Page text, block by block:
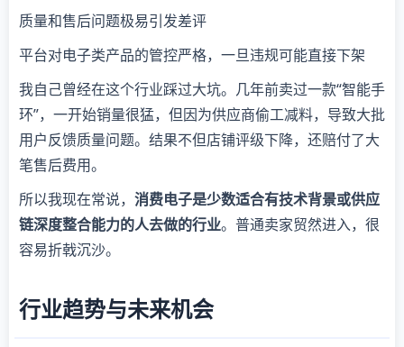
质量和售后问题极易引发差评
平台对电子类产品的管控严格，一旦违规可能直接下架
我自己曾经在这个行业踩过大坑。几年前卖过一款“智能手
环”，一开始销量很猛，但因为供应商偷工减料，导致大批
用户反馈质量问题。结果不但店铺评级下降，还赔付了大
笔售后费用。
所以我现在常说， 消费电子是少数适合有技术背景或供应
链深度整合能力的人去做的行业。普通卖家贸然进入，很
容易折戟沉沙。
行业趋势与未来机会